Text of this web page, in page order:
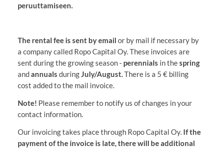
peruuttamiseen.
The rental fee is sent by email or by mail if necessary by
a company called Ropo Capital Oy. These invoices are
sent during the growing season - perennials in thespring
andannuals duringJuly/August.There is a 5 € billing
cost added to the mail invoice.
Note! Please remember to notify us of changes in your
contact information.
Our invoicing takes place through Ropo Capital Oy. If the
payment of the invoice is late, there will be additional